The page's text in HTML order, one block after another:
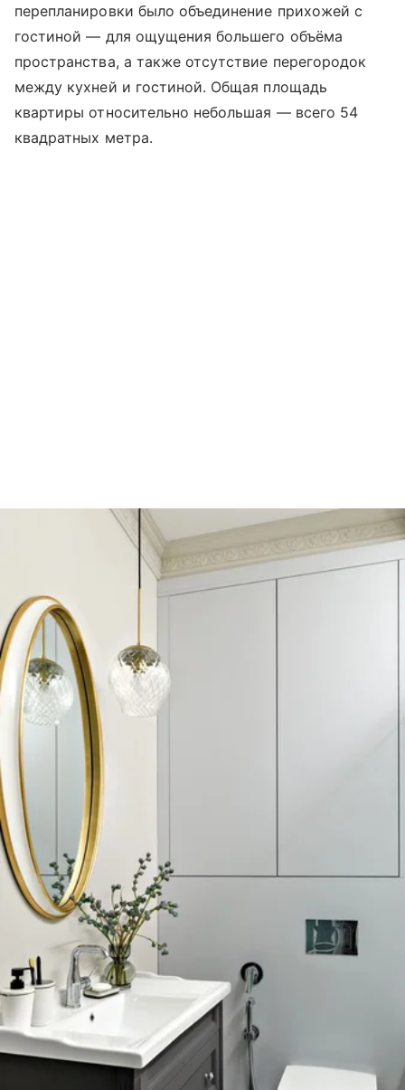
перепланировки было объединение прихожей с
гостиной — для ощущения большего объёма
пространства, а также отсутствие перегородок
между кухней и гостиной. Общая площадь
квартиры относительно небольшая — всего 54
квадратных метра.